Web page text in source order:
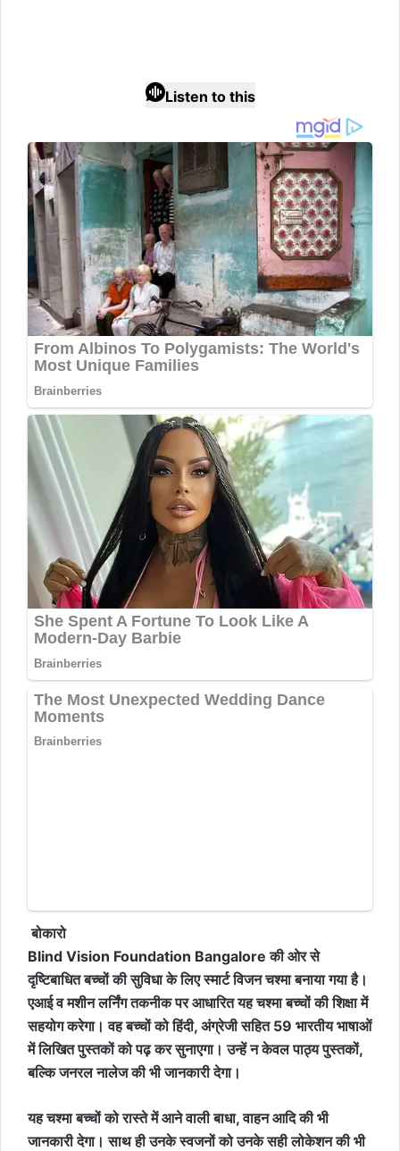
Listen to this
बोकारो
Blind Vision Foundation Bangalore की ओर से
दृष्टिबाधित बच्चों की सुविधा के लिए स्मार्ट विजन चश्मा बनाया गया है।
एआई व मशीन लर्निंग तकनीक पर आधारित यह चश्मा बच्चों की शिक्षा में
सहयोग करेगा। वह बच्चों को हिंदी, अंग्रेजी सहित 59 भारतीय भाषाओं
में लिखित पुस्तकों को पढ़ कर सुनाएगा। उन्हें न केवल पाठ्य पुस्तकों,
बल्कि जनरल नालेज की भी जानकारी देगा।
यह चश्मा बच्चों को रास्ते में आने वाली बाधा, वाहन आदि की भी
जानकारी देगा। साथ ही उनके स्वजनों को उनके सही लोकेशन की भी